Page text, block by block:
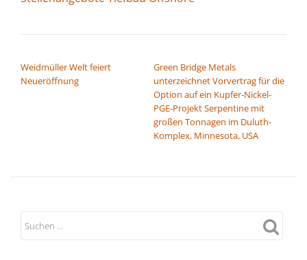
Weidmüller Welt feiert
Neueröffnung
Green Bridge Metals
unterzeichnet Vorvertrag für die
Option auf ein Kupfer-Nickel-
PGE-Projekt Serpentine mit
großen Tonnagen im Duluth-
Komplex, Minnesota, USA